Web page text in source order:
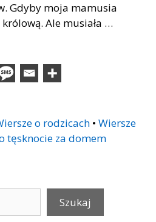
Gdyby moja mamusia
królową. Ale musiała …
o rodzicach • Wiersze
tęsknocie za domem
Szukaj